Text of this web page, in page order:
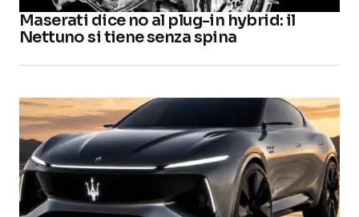
Maserati dice no al plug-in hybrid: il
Nettuno si tiene senza spina